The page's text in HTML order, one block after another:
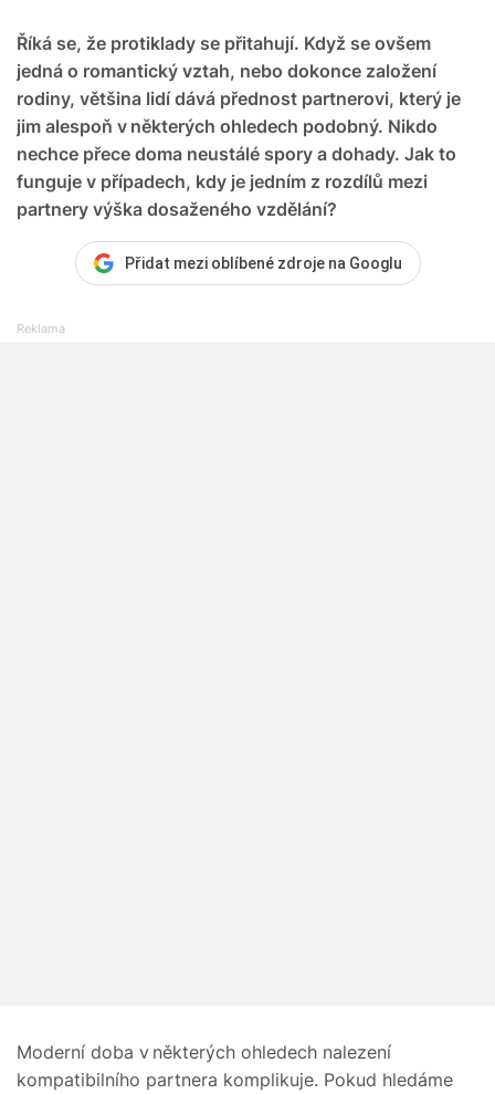
Říká se, že protiklady se přitahují. Když se ovšem
jedná o romantický vztah, nebo dokonce založení
rodiny, většina lidí dává přednost partnerovi, který je
jim alespoň v některých ohledech podobný. Nikdo
nechce přece doma neustálé spory a dohady. Jak to
funguje v případech, kdy je jedním z rozdílů mezi
partnery výška dosaženého vzdělání?
Přidat mezi oblíbené zdroje na Googlu
Moderní doba v některých ohledech nalezení
kompatibilního partnera komplikuje. Pokud hledáme